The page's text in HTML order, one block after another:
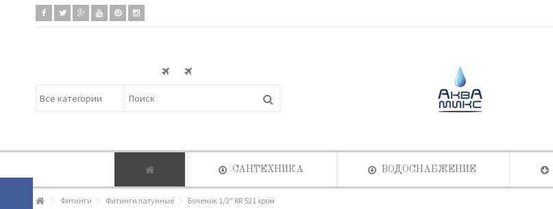
САНТЕХНИКА ВОДОСНАБЖЕНИЕ
Фитинги Фитинги латунные Боченок 1/2" RR 521 хром